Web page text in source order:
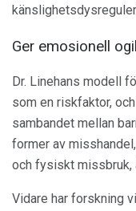
Ger emosionell
Dr. Linehans modell
som en riskfaktor,
sambandet mellan
former av
och fysiskt missbruk,
Vidare har forskning